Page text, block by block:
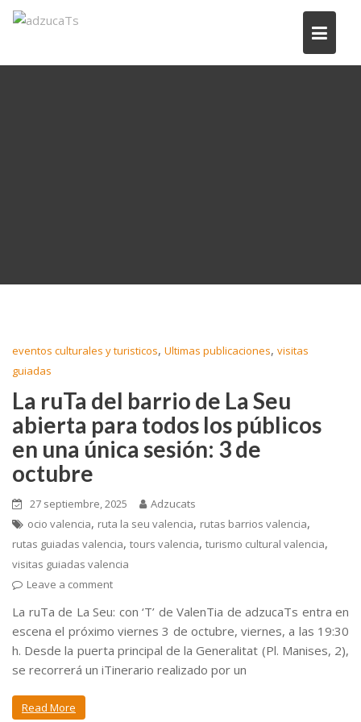
eventos culturales y turisticos, Ultimas publicaciones, visitas
guiadas
La ruTa del barrio de La Seu
abierta para todos los públicos
en una única sesión: 3 de
octubre
27 septiembre, 2025
Adzucats
ocio valencia, ruta la seu valencia, rutas barrios valencia,
rutas guiadas valencia, tours valencia, turismo cultural valencia,
visitas guiadas valencia
Leave a comment
La ruTa de La Seu: con ‘T’ de ValenTia de adzucaTs entra en
escena el próximo viernes 3 de octubre, viernes, a las 19:30
h. Desde la puerta principal de la Generalitat (Pl. Manises, 2),
se recorrerá un iTinerario realizado por un
Read More